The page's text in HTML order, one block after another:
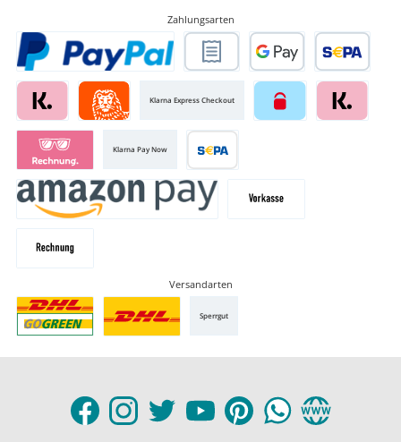
Zahlungsarten
Klarna Express Checkout
Klarna Pay Now
Versandarten
Sperrgut